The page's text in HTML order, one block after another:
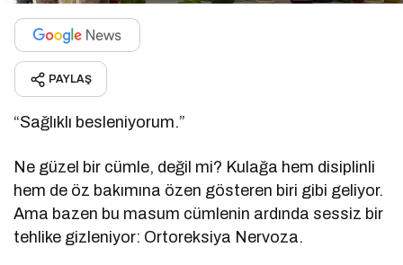
PAYLAŞ
“Sağlıklı besleniyorum.”
Ne güzel bir cümle, değil mi? Kulağa hem disiplinli
hem de öz bakımına özen gösteren biri gibi geliyor.
Ama bazen bu masum cümlenin ardında sessiz bir
tehlike gizleniyor: Ortoreksiya Nervoza.